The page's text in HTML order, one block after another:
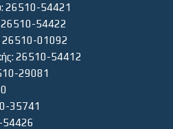
26510-54421
26510-54422
26510-01092
26510-54412
29081
35741